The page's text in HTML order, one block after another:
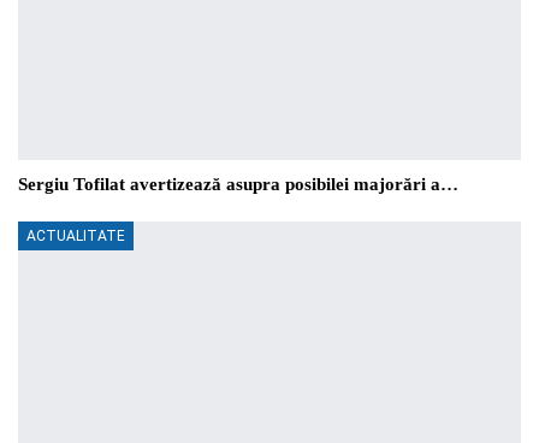
Sergiu Tofilat avertizează asupra posibilei majorări a…
ACTUALITATE